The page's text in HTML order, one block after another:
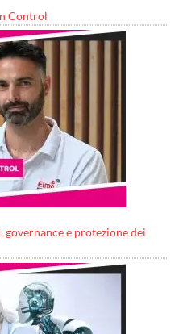
Control
e protezione dei